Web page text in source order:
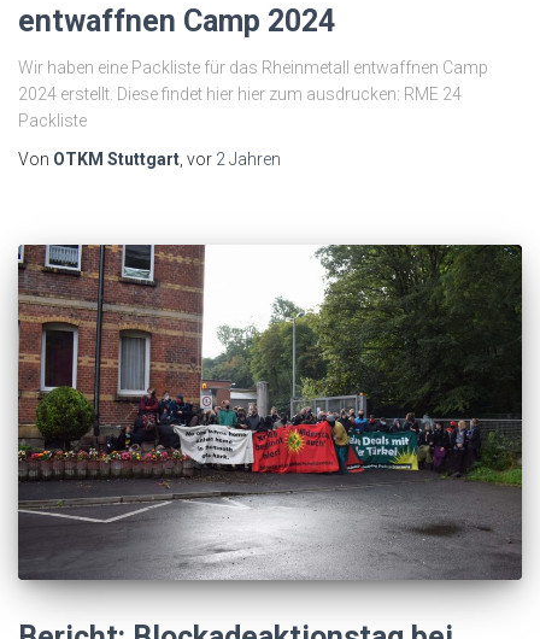
entwaffnen Camp 2024
Wir haben eine Packliste für das Rheinmetall entwaffnen Camp
2024 erstellt. Diese findet hier hier zum ausdrucken: RME 24
Packliste
Von OTKM Stuttgart , vor 2 Jahren